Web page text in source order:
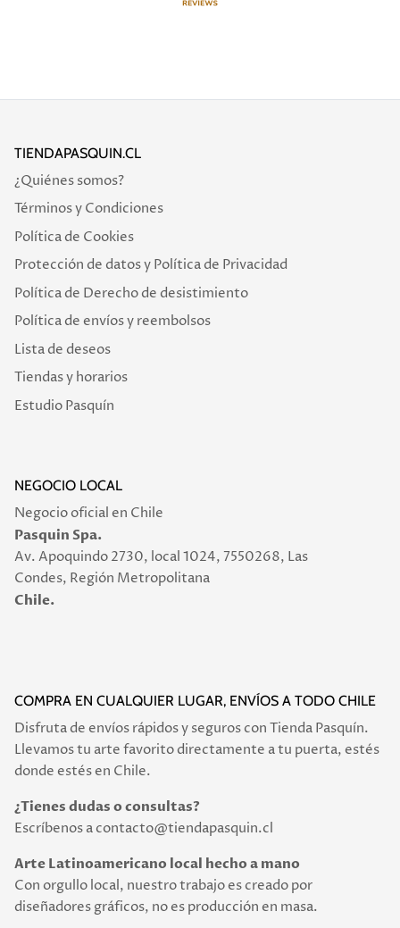
TIENDAPASQUIN.CL
¿Quiénes somos?
Términos y Condiciones
Política de Cookies
Protección de datos y Política de Privacidad
Política de Derecho de desistimiento
Política de envíos y reembolsos
Lista de deseos
Tiendas y horarios
Estudio Pasquín
NEGOCIO LOCAL
Negocio oficial en Chile
Pasquin Spa.
Av. Apoquindo 2730, local 1024, 7550268, Las
Condes, Región Metropolitana
Chile.
COMPRA EN CUALQUIER LUGAR, ENVÍOS A TODO CHILE
Disfruta de envíos rápidos y seguros con Tienda Pasquín.
Llevamos tu arte favorito directamente a tu puerta, estés
donde estés en Chile.
¿Tienes dudas o consultas?
Escríbenos a contacto@tiendapasquin.cl
Arte Latinoamericano local hecho a mano
Con orgullo local, nuestro trabajo es creado por
diseñadores gráficos, no es producción en masa.